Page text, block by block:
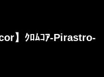
】 ｸﾛﾑｺｱ-Pirastro-